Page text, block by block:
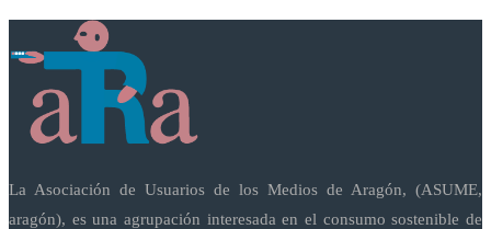
La Asociación de Usuarios de los Medios de Aragón, (ASUME,
aragón), es una agrupación interesada en el consumo sostenible de